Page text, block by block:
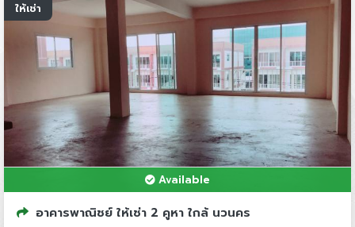
ให้เช่า
Available
อาคารพาณิชย์ ให้เช่า 2 คูหา ใกล้ นวนคร